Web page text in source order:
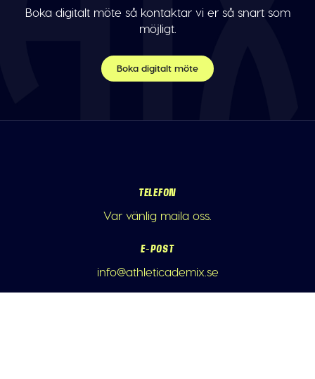
Boka digitalt möte så kontaktar vi er så snart som
möjligt.
Boka digitalt möte
TELEFON
Var vänlig maila oss.
E-POST
info@athleticademix.se